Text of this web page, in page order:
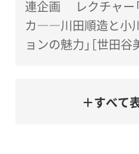
連企画 レクチャー「ふたりのアフリ
カ――川田順造と小
ョンの魅力」［世田
＋すべて表